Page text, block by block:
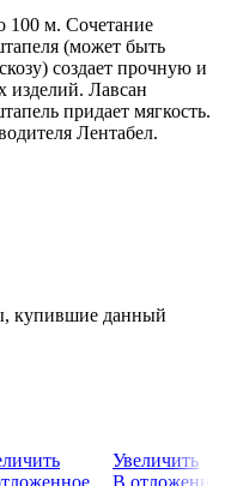
м. Сочетание
(может быть
создает прочную и
изделий. Лавсан
придает мягкость.
Лентабел.
купившие данный
Увеличить